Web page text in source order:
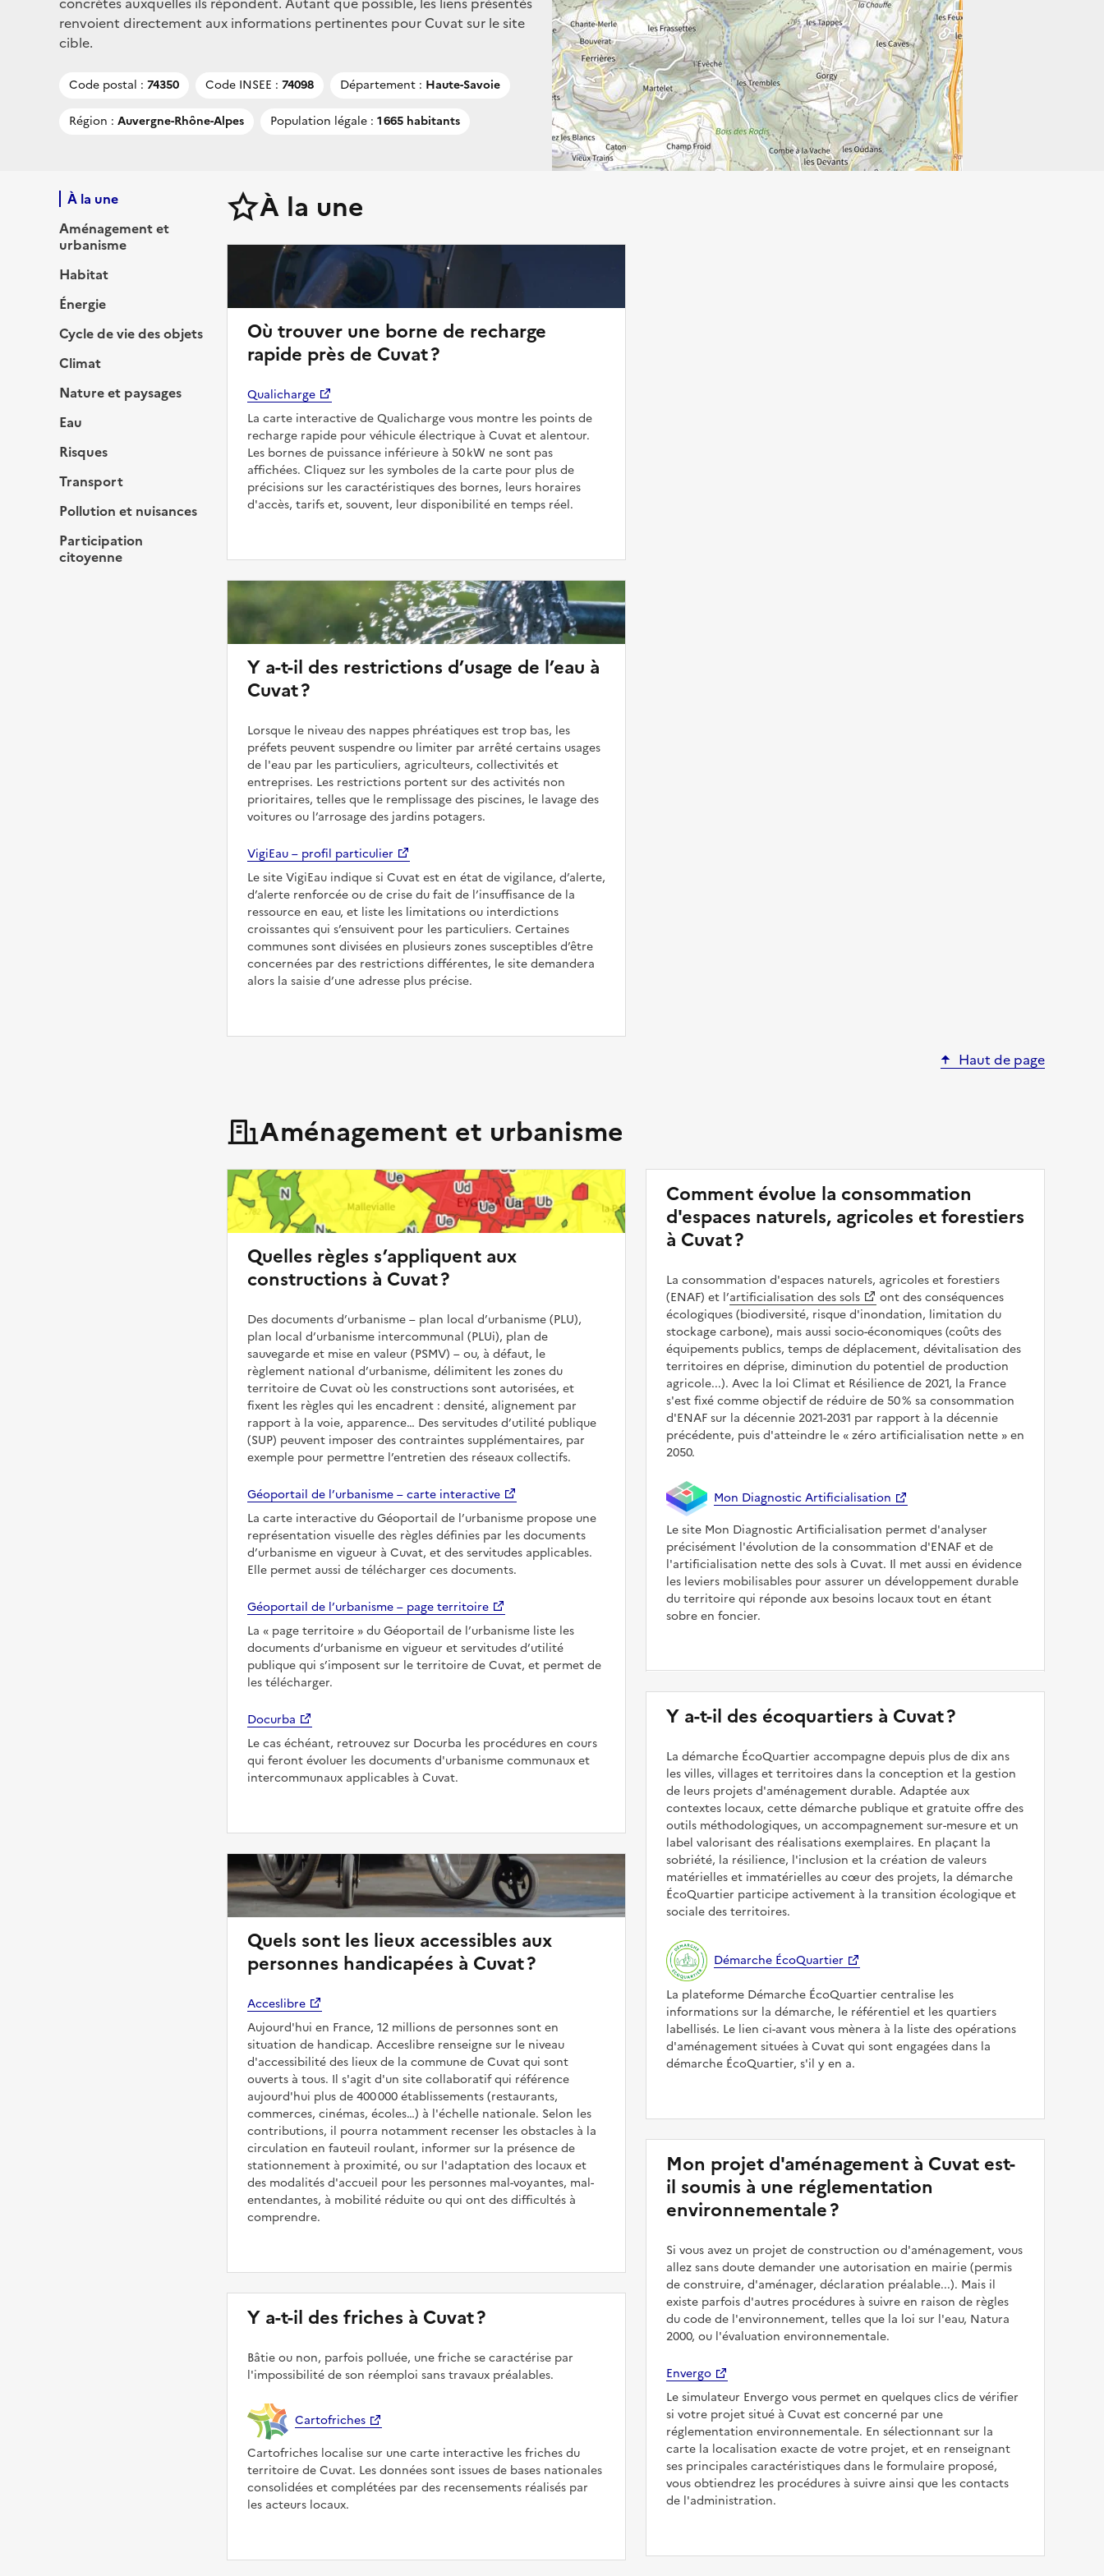
renvoient directement aux informations pertinentes pour Cuvat sur le site
cible.
Code postal : 74350 Code INSEE : 74098 Département : Haute-Savoie
Région : Auvergne-Rhône-Alpes Population légale : 1 665 habitants
À la une
Aménagement et
urbanisme
Habitat
Énergie
Cycle de vie des objets
Climat
Nature et paysages
Eau
Risques
Transport
Pollution et nuisances
Participation
citoyenne
À la une
Où trouver une borne de recharge
rapide près de Cuvat ?
Qualicharge
La carte interactive de Qualicharge vous montre les points de
recharge rapide pour véhicule électrique à Cuvat et alentour.
Les bornes de puissance inférieure à 50 kW ne sont pas
affichées. Cliquez sur les symboles de la carte pour plus de
précisions sur les caractéristiques des bornes, leurs horaires
d'accès, tarifs et, souvent, leur disponibilité en temps réel.
Y a-t-il des restrictions d’usage de l’eau à
Cuvat ?
Lorsque le niveau des nappes phréatiques est trop bas, les
préfets peuvent suspendre ou limiter par arrêté certains usages
de l'eau par les particuliers, agriculteurs, collectivités et
entreprises. Les restrictions portent sur des activités non
prioritaires, telles que le remplissage des piscines, le lavage des
voitures ou l’arrosage des jardins potagers.
VigiEau – profil particulier
Le site VigiEau indique si Cuvat est en état de vigilance, d’alerte,
d’alerte renforcée ou de crise du fait de l’insuffisance de la
ressource en eau, et liste les limitations ou interdictions
croissantes qui s’ensuivent pour les particuliers. Certaines
communes sont divisées en plusieurs zones susceptibles d’être
concernées par des restrictions différentes, le site demandera
alors la saisie d’une adresse plus précise.
Haut de page
Aménagement et urbanisme
Quelles règles s’appliquent aux
constructions à Cuvat ?
Des documents d’urbanisme – plan local d’urbanisme (PLU),
plan local d’urbanisme intercommunal (PLUi), plan de
sauvegarde et mise en valeur (PSMV) – ou, à défaut, le
règlement national d’urbanisme, délimitent les zones du
territoire de Cuvat où les constructions sont autorisées, et
fixent les règles qui les encadrent : densité, alignement par
rapport à la voie, apparence… Des servitudes d’utilité publique
(SUP) peuvent imposer des contraintes supplémentaires, par
exemple pour permettre l’entretien des réseaux collectifs.
Géoportail de l’urbanisme – carte interactive
La carte interactive du Géoportail de l’urbanisme propose une
représentation visuelle des règles définies par les documents
d’urbanisme en vigueur à Cuvat, et des servitudes applicables.
Elle permet aussi de télécharger ces documents.
Géoportail de l’urbanisme – page territoire
La
page territoire
du Géoportail de l’urbanisme liste les
documents d’urbanisme en vigueur et servitudes d’utilité
publique qui s’imposent sur le territoire de Cuvat, et permet de
les télécharger.
Docurba
Le cas échéant, retrouvez sur Docurba les procédures en cours
qui feront évoluer les documents d'urbanisme communaux et
intercommunaux applicables à Cuvat.
Quels sont les lieux accessibles aux
personnes handicapées à Cuvat ?
Acceslibre
Aujourd'hui en France, 12 millions de personnes sont en
situation de handicap. Acceslibre renseigne sur le niveau
d'accessibilité des lieux de la commune de Cuvat qui sont
ouverts à tous. Il s'agit d'un site collaboratif qui référence
aujourd'hui plus de 400 000 établissements (restaurants,
commerces, cinémas, écoles…) à l'échelle nationale. Selon les
contributions, il pourra notamment recenser les obstacles à la
circulation en fauteuil roulant, informer sur la présence de
stationnement à proximité, ou sur l'adaptation des locaux et
des modalités d'accueil pour les personnes mal-voyantes, mal-
entendantes, à mobilité réduite ou qui ont des difficultés à
comprendre.
Y a-t-il des friches à Cuvat ?
Bâtie ou non, parfois polluée, une friche se caractérise par
l'impossibilité de son réemploi sans travaux préalables.
Cartofriches
Cartofriches localise sur une carte interactive les friches du
territoire de Cuvat. Les données sont issues de bases nationales
consolidées et complétées par des recensements réalisés par
les acteurs locaux.
Comment évolue la consommation
d'espaces naturels, agricoles et forestiers
à Cuvat ?
La consommation d'espaces naturels, agricoles et forestiers
(ENAF) et l’artificialisation des sols
ont des conséquences
écologiques (biodiversité, risque d'inondation, limitation du
stockage carbone), mais aussi socio-économiques (coûts des
équipements publics, temps de déplacement, dévitalisation des
territoires en déprise, diminution du potentiel de production
agricole...). Avec la loi Climat et Résilience de 2021, la France
s'est fixé comme objectif de réduire de 50 % sa consommation
d'ENAF sur la décennie 2021-2031 par rapport à la décennie
précédente, puis d'atteindre le zéro artificialisation nette en
2050.
Mon Diagnostic Artificialisation
Le site Mon Diagnostic Artificialisation permet d'analyser
précisément l'évolution de la consommation d'ENAF et de
l'artificialisation nette des sols à Cuvat. Il met aussi en évidence
les leviers mobilisables pour assurer un développement durable
du territoire qui réponde aux besoins locaux tout en étant
sobre en foncier.
Y a-t-il des écoquartiers à Cuvat ?
La démarche ÉcoQuartier accompagne depuis plus de dix ans
les villes, villages et territoires dans la conception et la gestion
de leurs projets d'aménagement durable. Adaptée aux
contextes locaux, cette démarche publique et gratuite offre des
outils méthodologiques, un accompagnement sur-mesure et un
label valorisant des réalisations exemplaires. En plaçant la
sobriété, la résilience, l'inclusion et la création de valeurs
matérielles et immatérielles au cœur des projets, la démarche
ÉcoQuartier participe activement à la transition écologique et
sociale des territoires.
Démarche ÉcoQuartier
La plateforme Démarche ÉcoQuartier centralise les
informations sur la démarche, le référentiel et les quartiers
labellisés. Le lien ci-avant vous mènera à la liste des opérations
d'aménagement situées à Cuvat qui sont engagées dans la
démarche ÉcoQuartier, s'il y en a.
Mon projet d'aménagement à Cuvat est-
il soumis à une réglementation
environnementale ?
Si vous avez un projet de construction ou d'aménagement, vous
allez sans doute demander une autorisation en mairie (permis
de construire, d'aménager, déclaration préalable...). Mais il
existe parfois d'autres procédures à suivre en raison de règles
du code de l'environnement, telles que la loi sur l'eau, Natura
2000, ou l'évaluation environnementale.
Envergo
Le simulateur Envergo vous permet en quelques clics de vérifier
si votre projet situé à Cuvat est concerné par une
réglementation environnementale. En sélectionnant sur la
carte la localisation exacte de votre projet, et en renseignant
ses principales caractéristiques dans le formulaire proposé,
vous obtiendrez les procédures à suivre ainsi que les contacts
de l'administration.